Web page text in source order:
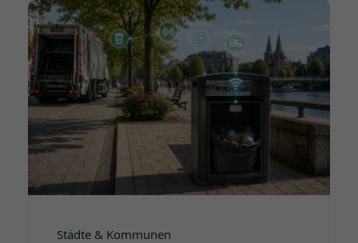
Städte & Kommunen